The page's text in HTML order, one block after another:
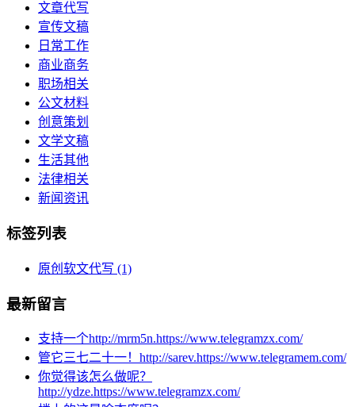
文章代写
宣传文稿
日常工作
商业商务
职场相关
公文材料
创意策划
文学文稿
生活其他
法律相关
新闻资讯
标签列表
原创软文代写 (1)
最新留言
支持一个http://mrm5n.https://www.telegramzx.com/
管它三七二十一！http://sarev.https://www.telegramem.com/
你觉得该怎么做呢？
http://ydze.https://www.telegramzx.com/